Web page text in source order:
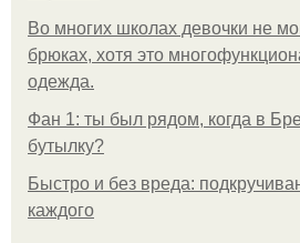
Во многих школах девочки не
брюках, хотя это
одежда.
Фан 1: ты был рядом, когда в
бутылку?
Быстро и без вреда:
каждого